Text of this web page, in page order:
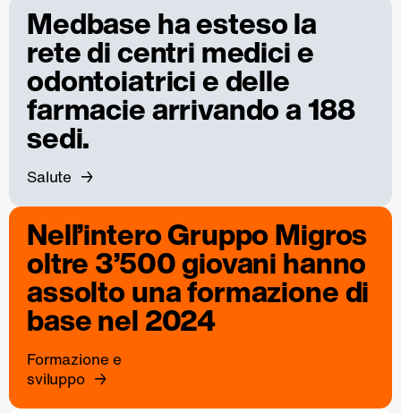
Medbase ha esteso la
rete di centri medici e
odontoiatrici e delle
farmacie arrivando a 188
sedi.
Salute
Nell’intero Gruppo Migros
oltre 3’500 giovani hanno
assolto una formazione di
base nel 2024
Formazione e
sviluppo